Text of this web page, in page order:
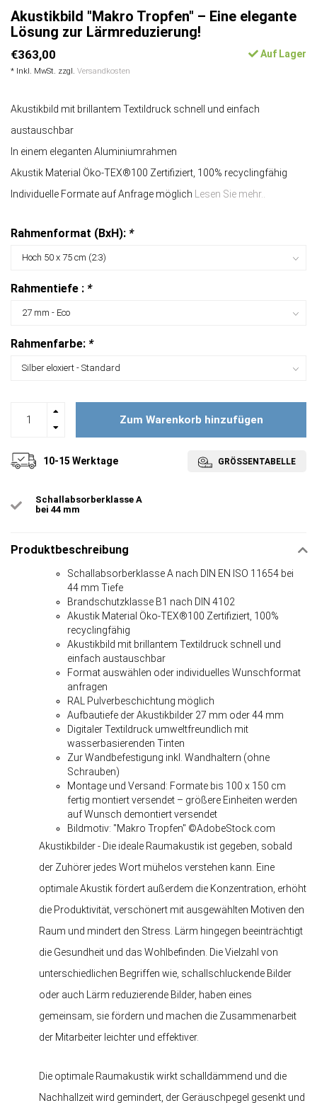
Akustikbild "Makro Tropfen" – Eine elegante
Lösung zur Lärmreduzierung!
€363,00
* Inkl. MwSt. zzgl. Versandkosten
Auf Lager
Akustikbild mit brillantem Textildruck schnell und einfach
austauschbar
In einem eleganten Aluminiumrahmen
Akustik Material Öko-TEX®100 Zertifiziert, 100% recyclingfähig
Individuelle Formate auf Anfrage möglich Lesen Sie mehr..
Rahmenformat (BxH): *
Rahmentiefe : *
Rahmenfarbe: *
Zum Warenkorb hinzufügen
10-15 Werktage GRÖSSENTABELLE
Schallabsorberklasse A
bei 44 mm
Produktbeschreibung
Schallabsorberklasse A nach DIN EN ISO 11654 bei
44 mm Tiefe
Brandschutzklasse B1 nach DIN 4102
Akustik Material Öko-TEX®100 Zertifiziert, 100%
recyclingfähig
Akustikbild mit brillantem Textildruck schnell und
einfach austauschbar
Format auswählen oder individuelles Wunschformat
anfragen
RAL Pulverbeschichtung möglich
Aufbautiefe der Akustikbilder 27 mm oder 44 mm
Digitaler Textildruck umweltfreundlich mit
wasserbasierenden Tinten
Zur Wandbefestigung inkl. Wandhaltern (ohne
Schrauben)
Montage und Versand: Formate bis 100 x 150 cm
fertig montiert versendet – größere Einheiten werden
auf Wunsch demontiert versendet
Bildmotiv: "Makro Tropfen" ©AdobeStock.com
Akustikbilder - Die ideale Raumakustik ist gegeben, sobald
der Zuhörer jedes Wort mühelos verstehen kann. Eine
optimale Akustik fördert außerdem die Konzentration, erhöht
die Produktivität, verschönert mit ausgewählten Motiven den
Raum und mindert den Stress. Lärm hingegen beeinträchtigt
die Gesundheit und das Wohlbefinden. Die Vielzahl von
unterschiedlichen Begriffen wie, schallschluckende Bilder
oder auch Lärm reduzierende Bilder, haben eines
gemeinsam, sie fördern und machen die Zusammenarbeit
der Mitarbeiter leichter und effektiver.
Die optimale Raumakustik wirkt schalldämmend und die
Nachhallzeit wird gemindert, der Geräuschpegel gesenkt und